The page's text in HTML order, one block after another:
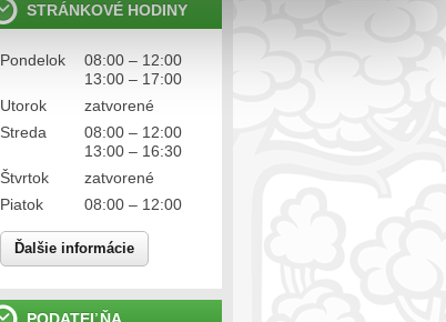
STRÁNKOVÉ HODINY
Pondelok
08:00 – 12:00
13:00 – 17:00
Utorok
zatvorené
Streda
08:00 – 12:00
13:00 – 16:30
Štvrtok
zatvorené
Piatok
08:00 – 12:00
Ďalšie informácie